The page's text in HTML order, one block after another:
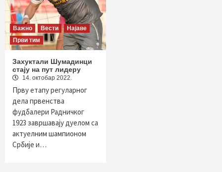
Важно Вести
Најаве
Први тим
Захуктали Шумадинци
стају на пут лидеру
14. октобар 2022.
Прву етапу регуларног
дела првенства
фудбалери Радничког
1923 завршавају дуелом са
актуелним шампионом
Србије и…